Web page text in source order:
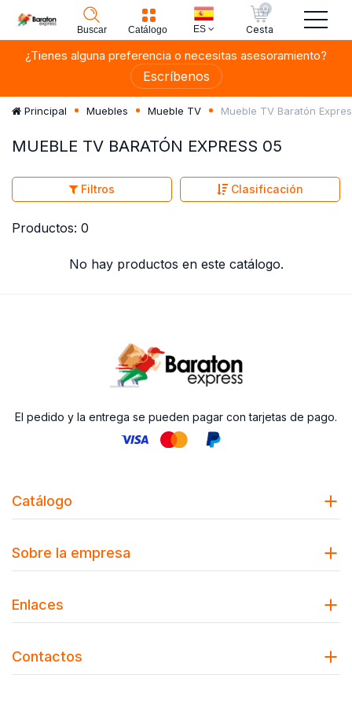
Buscar Catálogo ES
0
Cesta
¿Tienes alguna preferencia o necesitas asesoramiento?
Escríbenos
Principal Muebles Mueble TV Mueble TV Baratón
MUEBLE TV BARATÓN EXPRESS 05
Filtros Clasificación
Productos: 0
No hay productos en este catálogo.
El pedido y la entrega se pueden pagar con tarjetas de pago.
Catálogo
Sobre la empresa
Enlaces
Contactos